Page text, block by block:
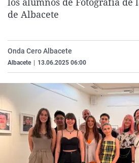
de Albacete
Onda Cero Albacete
Albacete 13.06.2025 06:00